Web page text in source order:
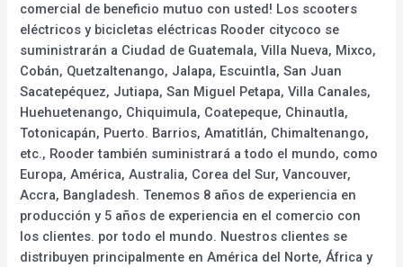
comercial de beneficio mutuo con usted! Los scooters
eléctricos y bicicletas eléctricas Rooder citycoco se
suministrarán a Ciudad de Guatemala, Villa Nueva, Mixco,
Cobán, Quetzaltenango, Jalapa, Escuintla, San Juan
Sacatepéquez, Jutiapa, San Miguel Petapa, Villa Canales,
Huehuetenango, Chiquimula, Coatepeque, Chinautla,
Totonicapán, Puerto. Barrios, Amatitlán, Chimaltenango,
etc., Rooder también suministrará a todo el mundo, como
Europa, América, Australia, Corea del Sur, Vancouver,
Accra, Bangladesh. Tenemos 8 años de experiencia en
producción y 5 años de experiencia en el comercio con
los clientes. por todo el mundo. Nuestros clientes se
distribuyen principalmente en América del Norte, África y